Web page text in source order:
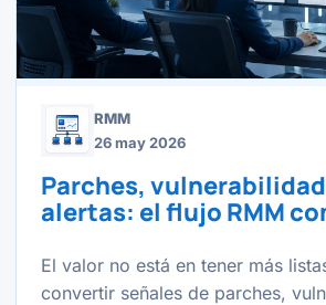
RMM
26 may 2026
Parches,
alertas: el flujo RMM
El valor no está en tener más
convertir señales de parches,